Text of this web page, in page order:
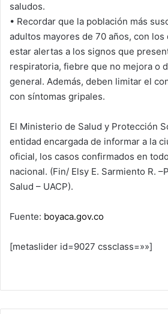
saludos.
• Recordar que la población más
adultos mayores de 70 años, con
estar alertas a los signos que
respiratoria, fiebre que no mejora o
general. Además, deben limitar el
con síntomas gripales.
El Ministerio de Salud y Protección
entidad encargada de informar a la
oficial, los casos confirmados en
nacional. (Fin/ Elsy E. Sarmiento R.
Salud – UACP).
Fuente: boyaca.gov.co
[metaslider id=9027 cssclass=»»]